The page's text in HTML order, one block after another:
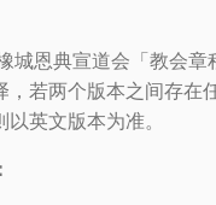
城恩典宣道会「教会章
，若两个版本之间存在
以英文版本为准。